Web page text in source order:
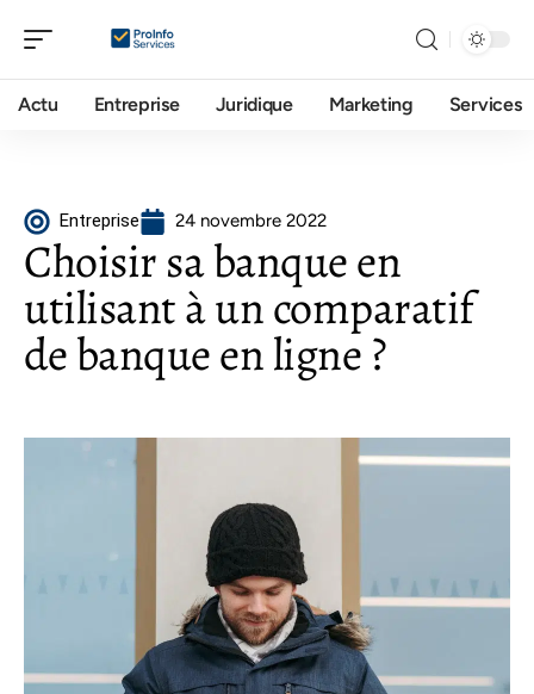
Actu Entreprise Juridique Marketing Services
Entreprise 24 novembre 2022
Choisir sa banque en
utilisant à un comparatif
de banque en ligne ?